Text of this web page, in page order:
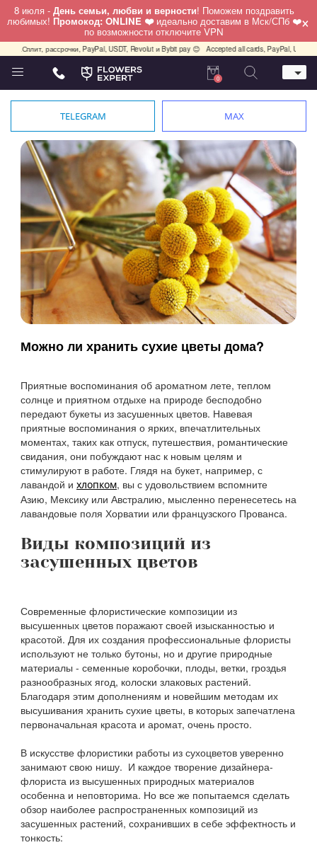
8 июля - День семьи, любви и верности! Поможем поздравить
любимых! Промокод: ONLINE ❤️ идеально доставим в Мск/СПб ❤️
по возможности отключите VPN ×
рассрочки, PayPal, USDT, Revolut и Bybit pay 😊 Accepted all cards, PayPal, USDT,
Телефон
+7 (495) 982-55-05
+7 (911) 928-84-77
Москва, Бауманская 20 стр 7
работаем круглосуточно
0
TELEGRAM MAX
Можно ли хранить сухие цветы дома?
Приятные воспоминания об ароматном лете, теплом
солнце и приятном отдыхе на природе бесподобно
передают букеты из засушенных цветов. Навевая
приятные воспоминания о ярких, впечатлительных
моментах, таких как отпуск, путешествия, романтические
свидания, они побуждают нас к новым целям и
стимулируют в работе. Глядя на букет, например, с
лавандой и хлопком, вы с удовольствием вспомните
Азию, Мексику или Австралию, мысленно перенесетесь на
лавандовые поля Хорватии или французского Прованса.
Виды композиций из
засушенных цветов
Современные флористические композиции из
высушенных цветов поражают своей изысканностью и
красотой. Для их создания профессиональные флористы
используют не только бутоны, но и другие природные
материалы - семенные коробочки, плоды, ветки, гроздья
разнообразных ягод, колоски злаковых растений.
Благодаря этим дополнениям и новейшим методам их
высушивания хранить сухие цветы, в которых запечатлена
первоначальная красота и аромат, очень просто.
В искусстве флористики работы из сухоцветов уверенно
занимают свою нишу. И каждое творение дизайнера-
флориста из высушенных природных материалов
особенна и неповторима. Но все же попытаемся сделать
обзор наиболее распространенных композиций из
засушенных растений, сохранивших в себе эффектность и
тонкость: